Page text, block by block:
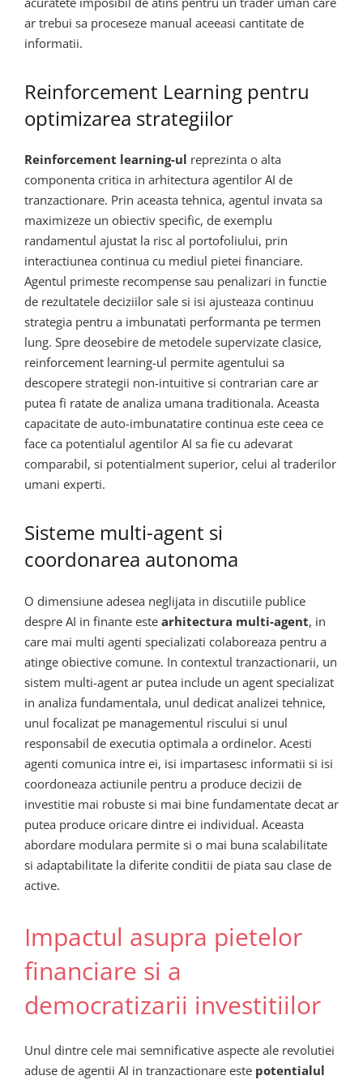
ar trebui sa proceseze manual aceeasi cantitate de
informatii.
Reinforcement Learning pentru
optimizarea strategiilor
Reinforcement learning-ul reprezinta o alta
componenta critica in arhitectura agentilor AI de
tranzactionare. Prin aceasta tehnica, agentul invata sa
maximizeze un obiectiv specific, de exemplu
randamentul ajustat la risc al portofoliului, prin
interactiunea continua cu mediul pietei financiare.
Agentul primeste recompense sau penalizari in functie
de rezultatele deciziilor sale si isi ajusteaza continuu
strategia pentru a imbunatati performanta pe termen
lung. Spre deosebire de metodele supervizate clasice,
reinforcement learning-ul permite agentului sa
descopere strategii non-intuitive si contrarian care ar
putea fi ratate de analiza umana traditionala. Aceasta
capacitate de auto-imbunatatire continua este ceea ce
face ca potentialul agentilor AI sa fie cu adevarat
comparabil, si potentialment superior, celui al traderilor
umani experti.
Sisteme multi-agent si
coordonarea autonoma
O dimensiune adesea neglijata in discutiile publice
despre AI in finante este arhitectura multi-agent, in
care mai multi agenti specializati colaboreaza pentru a
atinge obiective comune. In contextul tranzactionarii, un
sistem multi-agent ar putea include un agent specializat
in analiza fundamentala, unul dedicat analizei tehnice,
unul focalizat pe managementul riscului si unul
responsabil de executia optimala a ordinelor. Acesti
agenti comunica intre ei, isi impartasesc informatii si isi
coordoneaza actiunile pentru a produce decizii de
investitie mai robuste si mai bine fundamentate decat ar
putea produce oricare dintre ei individual. Aceasta
abordare modulara permite si o mai buna scalabilitate
si adaptabilitate la diferite conditii de piata sau clase de
active.
Impactul asupra pietelor
financiare si a
democratizarii investitiilor
Unul dintre cele mai semnificative aspecte ale revolutiei
aduse de agentii AI in tranzactionare este potentialul